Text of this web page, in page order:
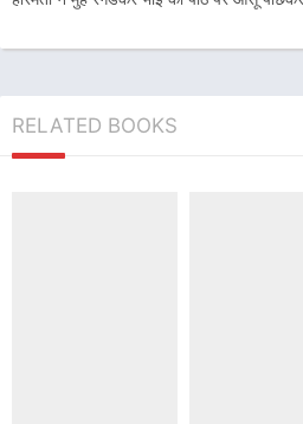
RELATED BOOKS